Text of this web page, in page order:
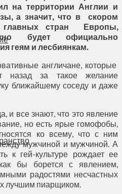
на территории Англии и
а значит, что в скором
стран Европы,
будет официально
геям и лесбиянкам.
англичане, которые
назад за такое желание
ближайшему соседу и даже
и все знают, что это явление
но есть ярые гомофобы,
ко всему, что с ним
мужчиной и мужчиной. А
к гей-культуре рождает ее
бы борется с явлением,
радостями несчастных
лучшим пиарщиком.